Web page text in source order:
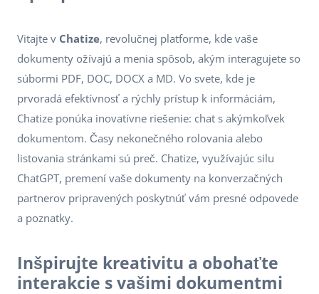
Vitajte v Chatize, revolučnej platforme, kde vaše
dokumenty ožívajú a menia spôsob, akým interagujete so
súbormi PDF, DOC, DOCX a MD. Vo svete, kde je
prvoradá efektívnosť a rýchly prístup k informáciám,
Chatize ponúka inovatívne riešenie: chat s akýmkoľvek
dokumentom. Časy nekonečného rolovania alebo
listovania stránkami sú preč. Chatize, využívajúc silu
ChatGPT, premení vaše dokumenty na konverzačných
partnerov pripravených poskytnúť vám presné odpovede
a poznatky.
Inšpirujte kreativitu a obohaťte
interakcie s vašimi dokumentmi